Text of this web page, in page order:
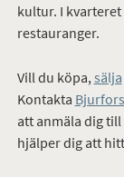
kultur. I
restauranger.
Vill du köpa,sälja
Kontakta
att anmäla dig
hjälper dig att